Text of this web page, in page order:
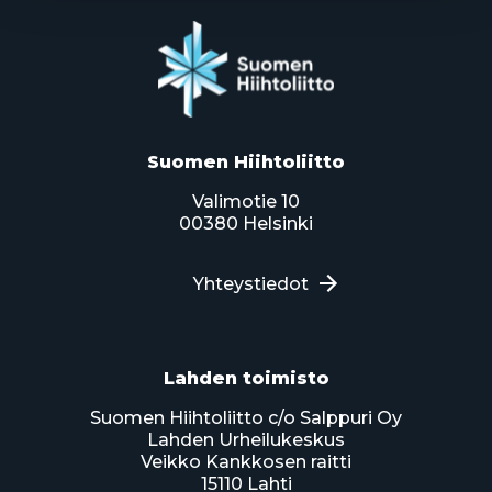
Suomen Hiihtoliitto
Valimotie 10
00380 Helsinki
Yhteystiedot
Lahden toimisto
Suomen Hiihtoliitto c/o Salppuri Oy
Lahden Urheilukeskus
Veikko Kankkosen raitti
15110 Lahti